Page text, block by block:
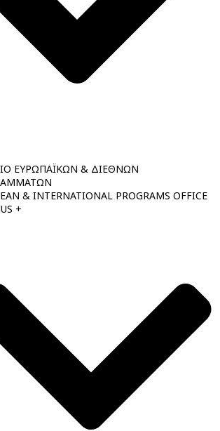
ΕΥΡΩΠΑΪΚΩΝ & ΔΙΕΘΝΩΝ
& INTERNATIONAL PROGRAMS OFFICE
+